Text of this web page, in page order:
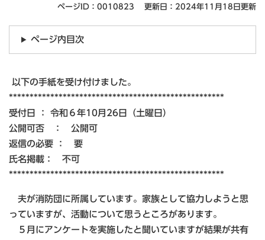
ページID：0010823 更新日：2024年11月18日更新
ページ内目次
以下の手紙を受け付けました。
****************************************************
受付日 ： 令和６年10月26日（土曜日）
公開可否 ： 公開可
返信の必要 ： 要
氏名掲載： 不可
****************************************************
夫が消防団に所属しています。家族として協力しようと思
っていますが、活動について思うところがあります。
５月にアンケートを実施したと聞いていますが結果が共有